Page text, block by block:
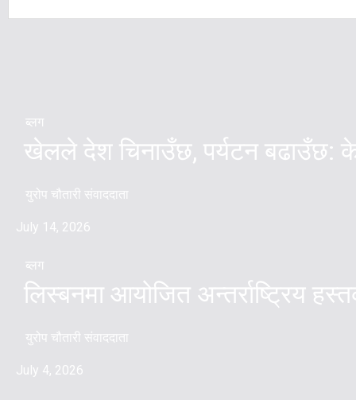
ब्लग
खेलले देश चिनाउँछ, पर्यटन बढाउँछ:
युरोप चौतारी संवाददाता
July 14, 2026
ब्लग
लिस्बनमा आयोजित अन्तर्राष्ट्रिय
युरोप चौतारी संवाददाता
July 4, 2026